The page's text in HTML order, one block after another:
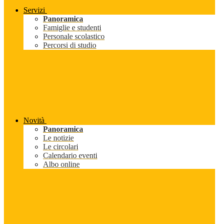
Servizi
Panoramica
Famiglie e studenti
Personale scolastico
Percorsi di studio
Novità
Panoramica
Le notizie
Le circolari
Calendario eventi
Albo online